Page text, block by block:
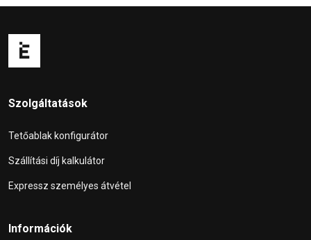
Szolgáltatások
Tetőablak konfigurátor
Szállítási díj kalkulátor
Expressz személyes átvétel
Információk